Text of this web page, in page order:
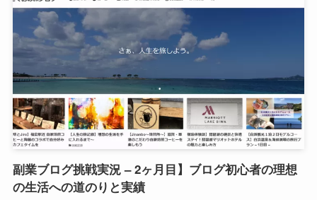
副業ブログ挑戦実況 – 2ヶ月目】ブログ初心者の理想
の生活への道のりと実績